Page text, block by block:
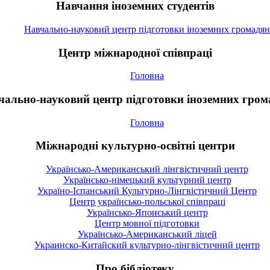
Навчання іноземних студентів
Навчально-науковий центр підготовки іноземних громадян
Центр міжнародної співпраці
Головна
науковий центр підготовки іноземних
Головна
Міжнародні культурно-освітні центри
Українсько-Американський лінгвістичний центр
Українсько-німецький культурний центр
Україно-Іспанський Культурно-Лінгвістичний Центр
Центр українсько-польської співпраці
Українсько-Японський центр
Центр мовної підготовки
Українсько-Американський ліцей
Украинско-Китайский культурно-лінгвістичний центр